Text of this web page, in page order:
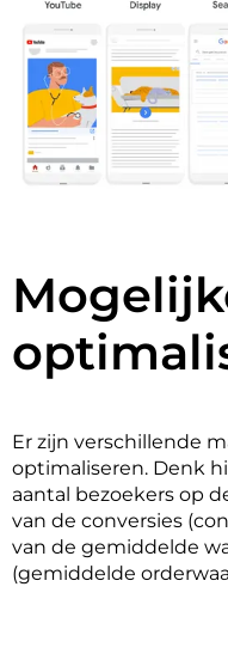
Er zijn verschillende
optimaliseren. Denk
aantal bezoekers op
van de conversies
van de gemiddelde
(gemiddelde